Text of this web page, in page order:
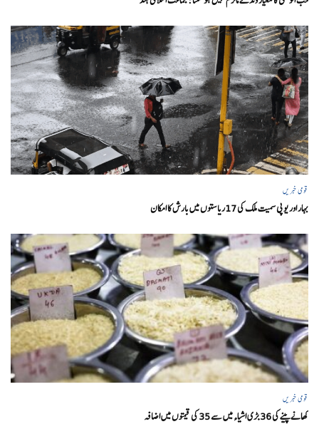
قومی خبریں
بہار اور یو پی سمیت ملک کی 17ریاستوں میں بارش کا امکان
قومی خبریں
کھانے پینے کی 36 بڑی اشیاء میں سے 35 کی قیمتوں میں اضافہ